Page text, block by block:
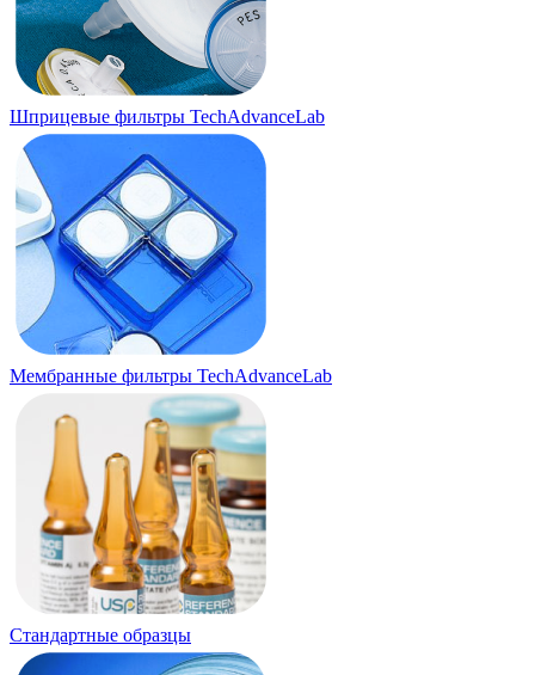
Шприцевые фильтры TechAdvanceLab
Мембранные фильтры TechAdvanceLab
Стандартные образцы